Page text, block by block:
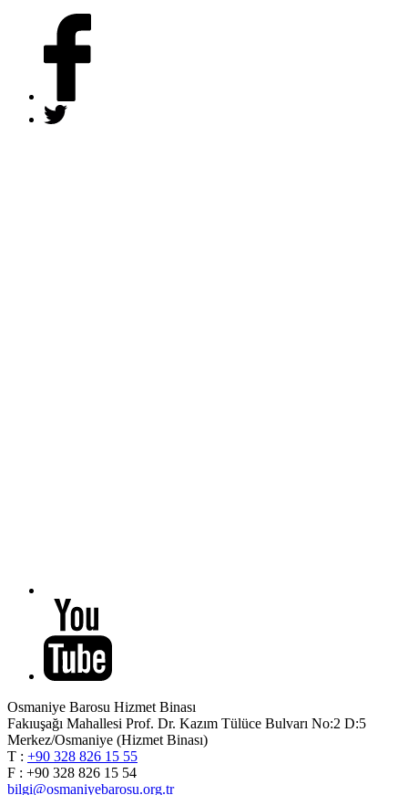
Osmaniye Barosu Hizmet Binası
Fakıuşağı Mahallesi Prof. Dr. Kazım Tülüce Bulvarı No:2 D:5
Merkez/Osmaniye (Hizmet Binası)
T : +90 328 826 15 55
F : +90 328 826 15 54
bilgi@osmaniyebarosu.org.tr